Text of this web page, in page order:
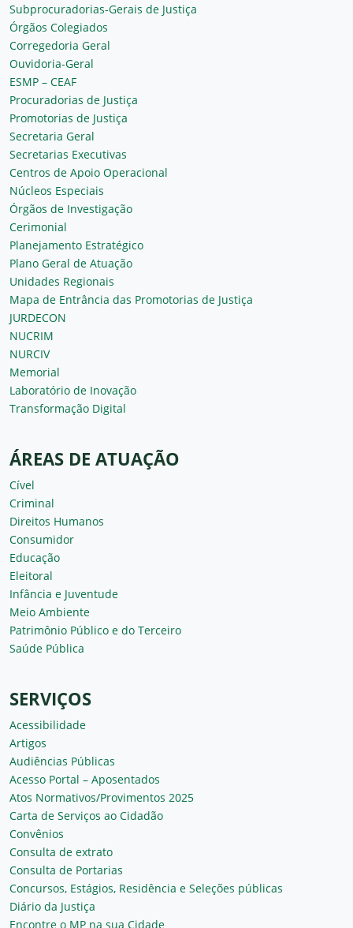
Subprocuradorias-Gerais de Justiça
Órgãos Colegiados
Corregedoria Geral
Ouvidoria-Geral
ESMP – CEAF
Procuradorias de Justiça
Promotorias de Justiça
Secretaria Geral
Secretarias Executivas
Centros de Apoio Operacional
Núcleos Especiais
Órgãos de Investigação
Cerimonial
Planejamento Estratégico
Plano Geral de Atuação
Unidades Regionais
Mapa de Entrância das Promotorias de Justiça
JURDECON
NUCRIM
NURCIV
Memorial
Laboratório de Inovação
Transformação Digital
ÁREAS DE ATUAÇÃO
Cível
Criminal
Direitos Humanos
Consumidor
Educação
Eleitoral
Infância e Juventude
Meio Ambiente
Patrimônio Público e do Terceiro
Saúde Pública
SERVIÇOS
Acessibilidade
Artigos
Audiências Públicas
Acesso Portal – Aposentados
Atos Normativos/Provimentos 2025
Carta de Serviços ao Cidadão
Convênios
Consulta de extrato
Consulta de Portarias
Concursos, Estágios, Residência e Seleções públicas
Diário da Justiça
Encontre o MP na sua Cidade